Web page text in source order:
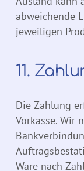
abweichende
jeweiligen
11.
Die Zahlung
Vorkasse. Wir
Ware nach